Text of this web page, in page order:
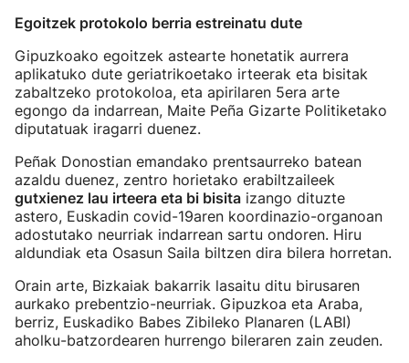
Egoitzek protokolo berria estreinatu dute
Gipuzkoako egoitzek astearte honetatik aurrera
aplikatuko dute geriatrikoetako irteerak eta bisitak
zabaltzeko protokoloa, eta apirilaren 5era arte
egongo da indarrean, Maite Peña Gizarte Politiketako
diputatuak iragarri duenez.
Peñak Donostian emandako prentsaurreko batean
azaldu duenez, zentro horietako erabiltzaileek
gutxienez lau irteera eta bi bisita izango dituzte
astero, Euskadin covid-19aren koordinazio-organoan
adostutako neurriak indarrean sartu ondoren. Hiru
aldundiak eta Osasun Saila biltzen dira bilera horretan.
Orain arte, Bizkaiak bakarrik lasaitu ditu birusaren
aurkako prebentzio-neurriak. Gipuzkoa eta Araba,
berriz, Euskadiko Babes Zibileko Planaren (LABI)
aholku-batzordearen hurrengo bileraren zain zeuden.